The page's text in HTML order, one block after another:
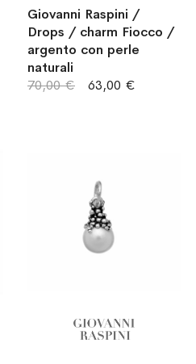
Giovanni Raspini /
Drops / charm Fiocco /
argento con perle
naturali
63,00 €
70,00 €